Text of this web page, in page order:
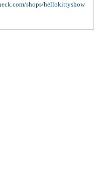
shops/hellokittyshow